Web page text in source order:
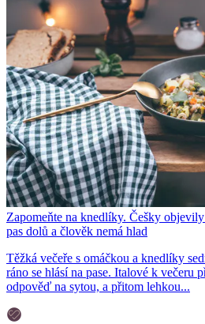
Zapomeňte na knedlíky. Češky
pas dolů a člověk nemá hlad
Těžká večeře s omáčkou a knedlíky
ráno se hlásí na pase. Italové k večeru
odpověď na sytou, a přitom lehkou...